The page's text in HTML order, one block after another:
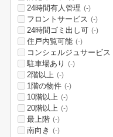
24時間有人管理 (-)
フロントサービス (-)
24時間ゴミ出し可 (-)
住戸内覧可能 (-)
コンシェルジュサービス
駐車場あり (-)
2階以上 (-)
1階の物件 (-)
10階以上 (-)
20階以上 (-)
最上階 (-)
南向き (-)